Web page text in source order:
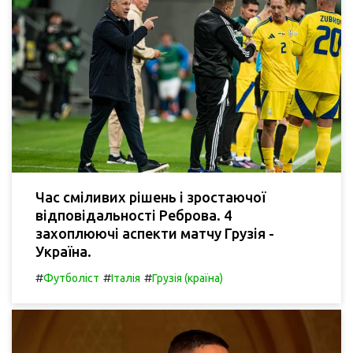
Час сміливих рішень і зростаючої
відповідальності Реброва. 4
захоплюючі аспекти матчу Грузія -
Україна.
#Футболіст #Італія #Грузія (країна)